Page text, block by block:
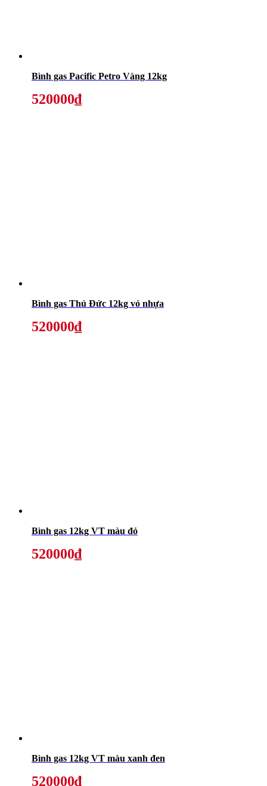
Bình gas Pacific Petro Vàng 12kg
520000₫
Bình gas Thủ Đức 12kg vỏ nhựa
520000₫
Bình gas 12kg VT màu đỏ
520000₫
Bình gas 12kg VT màu xanh đen
520000₫